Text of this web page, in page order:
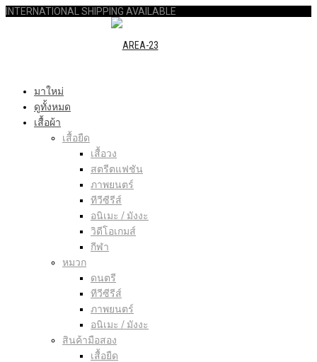
INTERNATIONAL SHIPPING AVAILABLE
มาใหม่
ดูทั้งหมด
เสื้อผ้า
เสื้อยืด
เสื้อวง
สตรีตแฟชัน
ภาพยนตร์
ทีวีซีรีส์
อนิเมะ / มังงะ
วิดีโอเกมส์
กีฬา
หมวก
ดนตรี
ทีวีซีรีส์
ภาพยนตร์
อนิเมะ / มังงะ
สินค้ามือสอง
เสื้อยืด